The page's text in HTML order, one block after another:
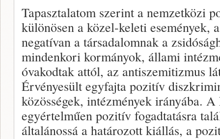
Tapasztalatom szerint a nemzetközi
különösen a közel-keleti események,
negatívan a társadalomnak a
mindenkori kormányok, állami
óvakodtak attól, az antiszemitizmus
Érvényesült egyfajta pozitív
közösségek, intézmények irányába.
egyértelműen pozitív fogadtatásra
általánossá a határozott kiállás, a